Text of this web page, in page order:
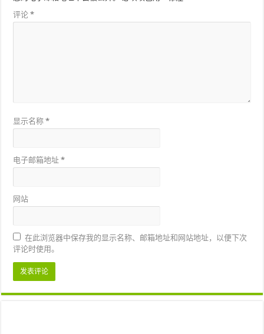
评论*
显示名称*
电子邮箱地址*
网站
在此浏览器中保存我的显示名称、邮箱地址和网站地址，以便下次
评论时使用。